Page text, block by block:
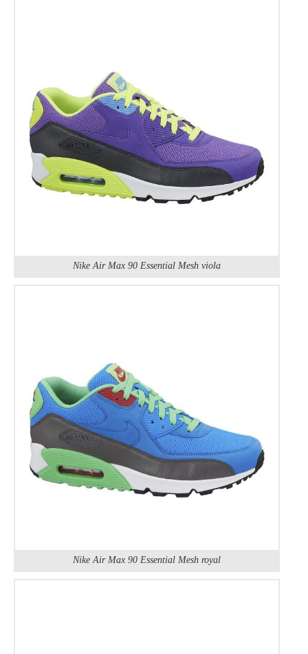
Nike Air Max 90 Essential Mesh viola
Nike Air Max 90 Essential Mesh royal